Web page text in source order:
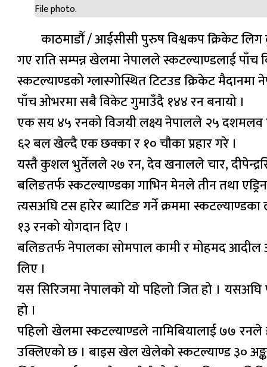
File photo.
काठमाडौँ / आईसीसी पुरुष विश्वकप क्रिकेट लिग
गए राति सम्पन्न खेलमा नेपालले स्कटल्याण्डलाई
स्कटल्याण्डको ग्लास्गोस्थित टिटउड क्रिकेट
पाँच ओभरमा सबै विकेट गुमाउँदै १४४ रन बनायो ।
एक सय ४५ रनको विजयी लक्ष्य नेपालले २५
६२ बल खेल्दै एक छक्का र १० चौका प्रहार गरे ।
यस्तै कुशल भुर्तेलले २७ रन, देव खनालले चार,
बलिङतर्फ स्कटल्याण्डका गाभिन मेनले तीन तथा
त्यसअघि टस हारेर ब्याटिङ गर्ने क्रममा
१३ रनको योगदान दिए ।
बलिङतर्फ नेपालका सोमपाल कामी र मोहमद
लिए ।
यस सिरिजमा नेपालको यो पहिलो जित हो ।
हो ।
पहिलो खेलमा स्कटल्याण्डले नामिबियालाई ७७
उक्लिएको छ । बाइस खेल खेलेको स्कटल्याण्ड ३०